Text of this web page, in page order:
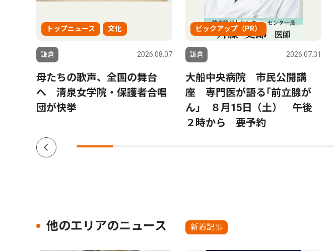
トップニュース 文化
鎌倉 2026.08.07
母たちの歌声、全国の舞台
へ 清泉女学院・保護者合唱
団が快挙
ピックアップ（PR）
鎌倉 2026.07.31
大船中央病院 市民公開講
座 専門医が語る｢前立腺が
ん｣ ８月15日（土） 午後
２時から 要予約
他のエリアのニュース 新着記事